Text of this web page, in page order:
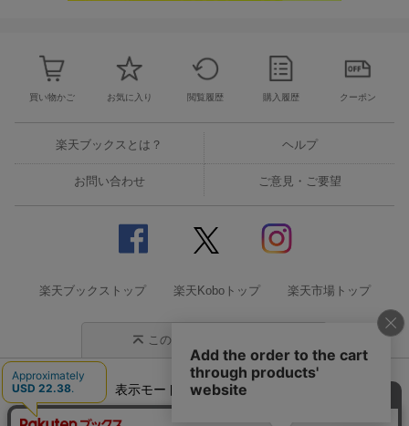
買い物かご お気に入り 閲覧履歴 購入履歴 クーポン
楽天ブックスとは？ ヘルプ
お問い合わせ ご意見・ご要望
楽天ブックストップ 楽天Koboトップ 楽天市場トップ
このページの先頭に戻る
表示モード モバイル